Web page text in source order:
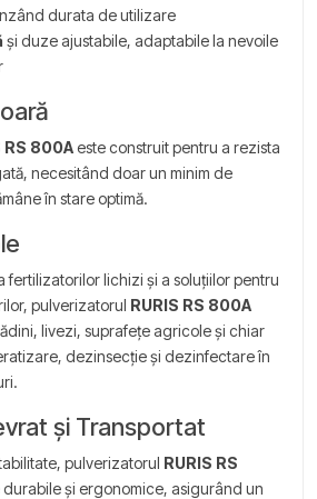
durata de utilizare
și duze ajustabile, adaptabile la nevoile
RS 800A este construit pentru a rezista
necesitând doar un minim de
în stare optimă.
fertilizatorilor lichizi și a soluțiilor pentru
pulverizatorul RURIS RS 800A
livezi, suprafețe agricole și chiar
dezinsecție și dezinfectare în
și Transportat
pulverizatorul RURIS RS
și ergonomice, asigurând un